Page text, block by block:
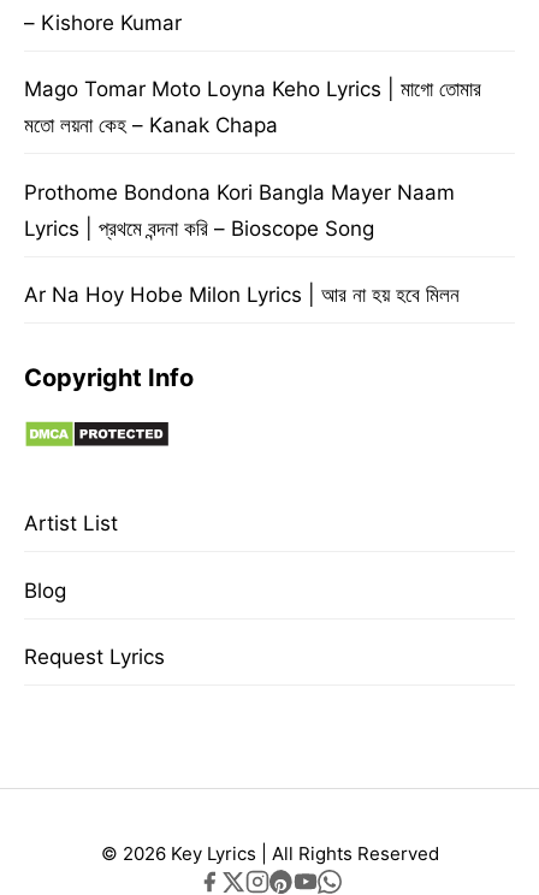
– Kishore Kumar
Mago Tomar Moto Loyna Keho Lyrics | মাগো তোমার
মতো লয়না কেহ – Kanak Chapa
Prothome Bondona Kori Bangla Mayer Naam
Lyrics | প্রথমে বন্দনা করি – Bioscope Song
Ar Na Hoy Hobe Milon Lyrics | আর না হয় হবে মিলন
Copyright Info
Artist List
Blog
Request Lyrics
© 2026 Key Lyrics | All Rights Reserved